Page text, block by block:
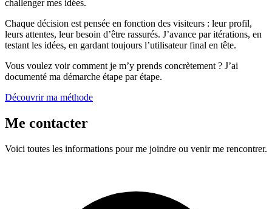
challenger mes idées.
Chaque décision est pensée en fonction des visiteurs : leur profil,
leurs attentes, leur besoin d’être rassurés. J’avance par itérations, en
testant les idées, en gardant toujours l’utilisateur final en tête.
Vous voulez voir comment je m’y prends concrètement ? J’ai
documenté ma démarche étape par étape.
Découvrir ma méthode
Me contacter
Voici toutes les informations pour me joindre ou venir me rencontrer.